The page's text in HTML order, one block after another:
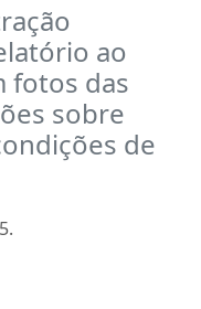
ao
fotos das
sobre
de